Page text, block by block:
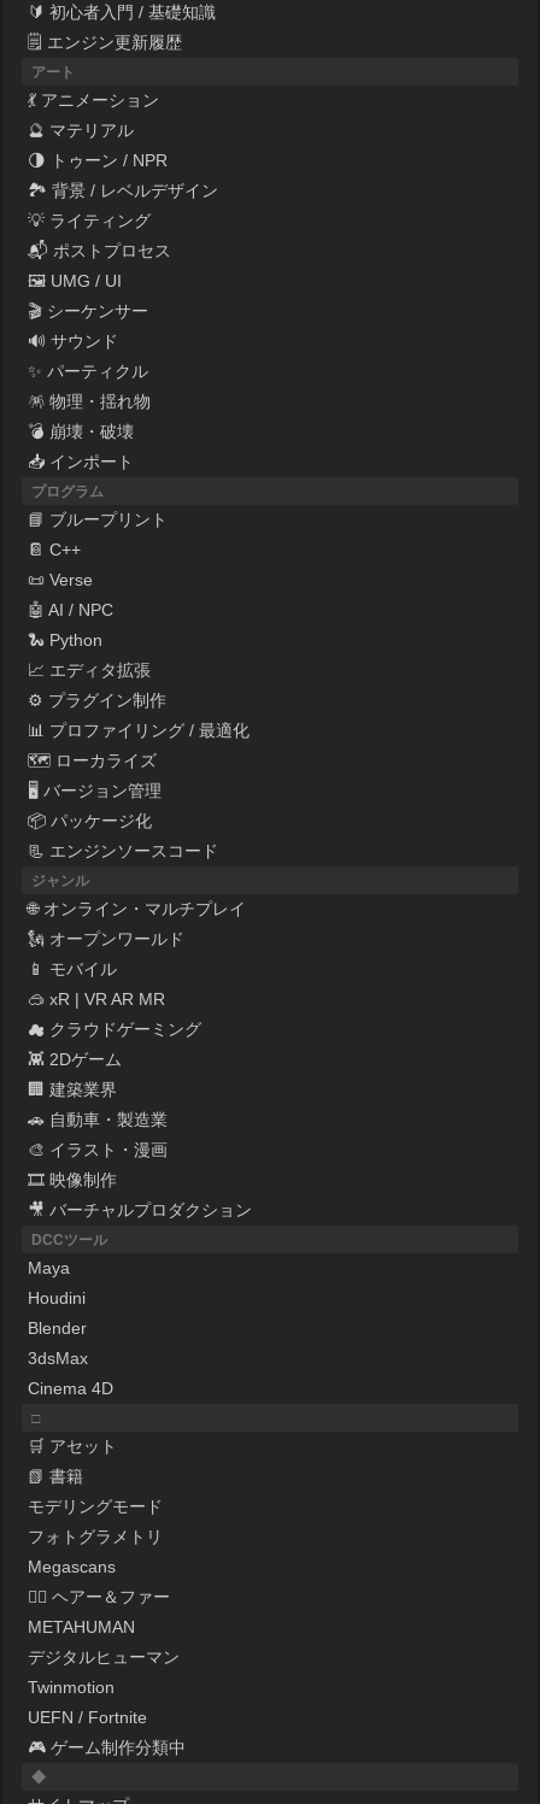
🔰 初心者入門 / 基礎知識
🗒 エンジン更新履歴
アート
💃 アニメーション
🔮 マテリアル
🌗 トゥーン / NPR
🏞 背景 / レベルデザイン
💡 ライティング
📬 ポストプロセス
🖼 UMG / UI
🎬 シーケンサー
🔊 サウンド
✨ パーティクル
🪅 物理・揺れ物
💣 崩壊・破壊
📥 インポート
プログラム
📘 ブループリント
📔 C++
📜 Verse
🤖 AI / NPC
🐍 Python
📈 エディタ拡張
⚙ プラグイン制作
📊 プロファイリング / 最適化
🗺 ローカライズ
🖥 バージョン管理
📦 パッケージ化
📃 エンジンソースコード
ジャンル
🌐 オンライン・マルチプレイ
🗽 オープンワールド
📱 モバイル
🥽 xR | VR AR MR
☁ クラウドゲーミング
👾 2Dゲーム
🏢 建築業界
🚗 自動車・製造業
🎨 イラスト・漫画
🎞 映像制作
🎥 バーチャルプロダクション
DCCツール
Maya
Houdini
Blender
3dsMax
Cinema 4D
□
🛒 アセット
📗 書籍
モデリングモード
フォトグラメトリ
Megascans
💇‍♀️ ヘアー＆ファー
METAHUMAN
デジタルヒューマン
Twinmotion
UEFN / Fortnite
🎮 ゲーム制作分類中
◆